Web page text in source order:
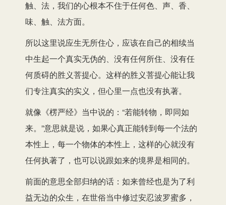
触、法，我们的心根本不住于任何色、声、香、
味、触、法方面。
所以这里说应生无所住心，应该在自己的相续当
中生起一个真实无伪的、没有任何所住、没有任
何质碍的胜义菩提心。这样的胜义菩提心能让我
们专注真实的实义，但心里一点也没有执著。
就像《楞严经》当中说的：“若能转物，即同如
来。”意思就是说，如果心真正能转到每一个法的
本性上，每一个物体的本性上，这样的心就没有
任何执著了，也可以说跟如来的境界是相同的。
前面的意思全部归纳的话：如来曾经也是为了利
益无边的众生，在世俗当中修过安忍波罗蜜多，